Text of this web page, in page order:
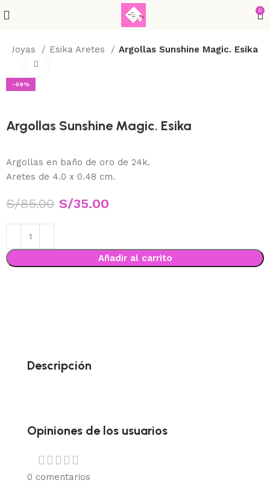
0
Joyas Esika Aretes Argollas Sunshine Magic. Esika
-59%
Argollas Sunshine Magic. Esika
Argollas en baño de oro de 24k.
Aretes de 4.0 x 0.48 cm.
S/85.00 S/35.00
Añadir al carrito
Descripción
Opiniones de los usuarios
0 comentarios